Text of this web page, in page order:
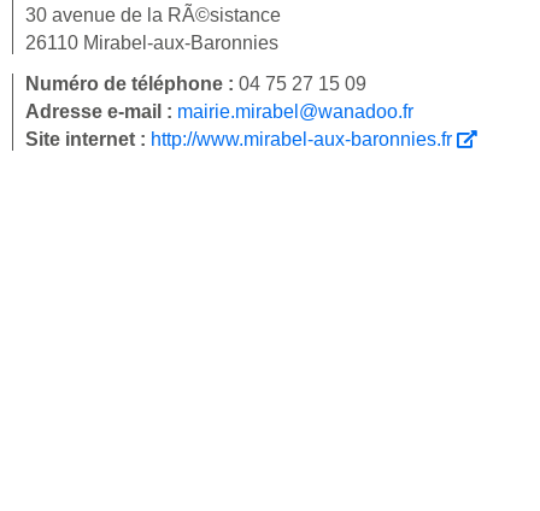
30 avenue de la RÃ©sistance
26110 Mirabel-aux-Baronnies
Numéro de téléphone : 04 75 27 15 09
Adresse e-mail : mairie.mirabel@wanadoo.fr
Site internet : http://www.mirabel-aux-baronnies.fr